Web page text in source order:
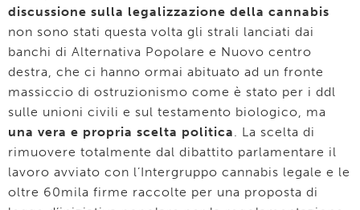
discussione sulla legalizzazione della cannabis
non sono stati questa volta gli strali lanciati dai
banchi di Alternativa Popolare e Nuovo centro
destra, che ci hanno ormai abituato ad un fronte
massiccio di ostruzionismo come è stato per i ddl
sulle unioni civili e sul testamento biologico, ma
una vera e propria scelta politica. La scelta di
rimuovere totalmente dal dibattito parlamentare il
lavoro avviato con l’Intergruppo cannabis legale e le
oltre 60mila firme raccolte per una proposta di